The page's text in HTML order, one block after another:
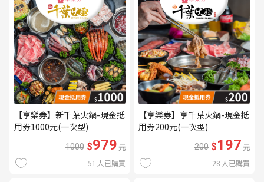
【享樂券】新千葉火鍋-現金抵
用券1000元(一次型)
1000 $979元
51 人已購買
【享樂券】享千葉火鍋-現金抵
用券200元(一次型)
200 $197元
28 人已購買